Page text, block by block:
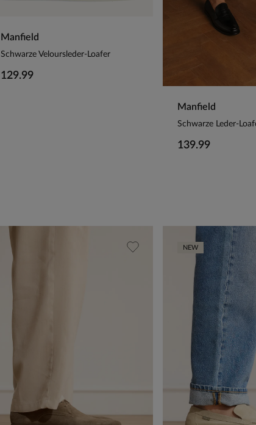
Manfield
Schwarze Veloursleder-Loafer
129.99
Manfield
Schwarze Leder-
139.99
NEW